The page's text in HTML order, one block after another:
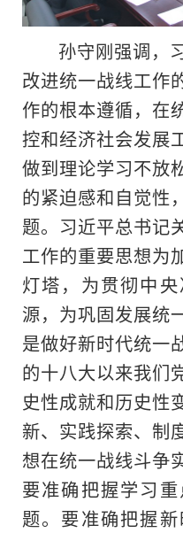
孙守刚强调，
改进统一战线工作
作的根本遵循，在
控和经济社会发展
做到理论学习不放
的紧迫感和自觉性
题。习近平总书记
工作的重要思想为
灯塔，为贯彻中
源，为巩固发展统
是做好新时代统
的十八大以来我们
史性成就和历史性
新、实践探索、制
想在统一战线斗争
要准确把握学习
题。要准确把握